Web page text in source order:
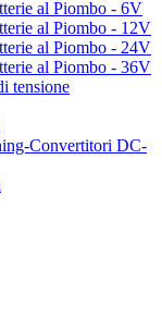
al Piombo - 6V
al Piombo - 12V
al Piombo - 24V
al Piombo - 36V
tensione
Convertitori DC-